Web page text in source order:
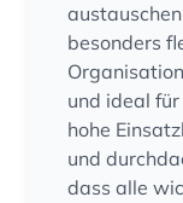
besonders
und ideal für
hohe
und
dass alle